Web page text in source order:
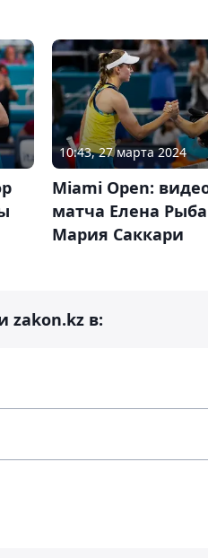
10:43, 27 марта 2024
Miami Open:
матча Елена
Мария Саккари
zakon.kz в: